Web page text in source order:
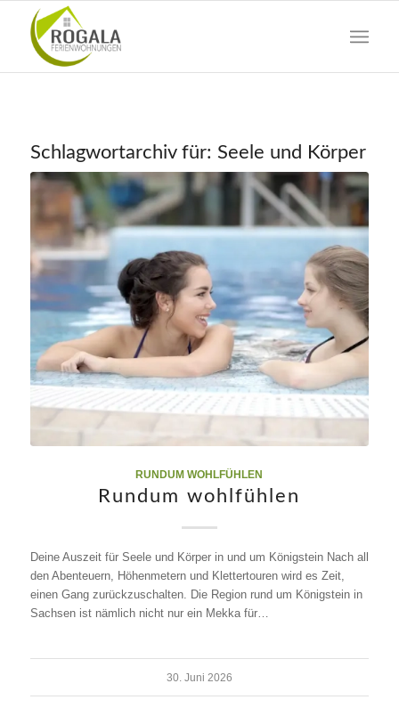
Schlagwortarchiv für: Seele und Körper
RUNDUM WOHLFÜHLEN
Rundum wohlfühlen
Deine Auszeit für Seele und Körper in und um Königstein Nach all
den Abenteuern, Höhenmetern und Klettertouren wird es Zeit,
einen Gang zurückzuschalten. Die Region rund um Königstein in
Sachsen ist nämlich nicht nur ein Mekka für…
30. Juni 2026